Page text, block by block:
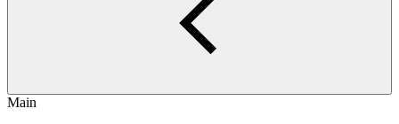
Main